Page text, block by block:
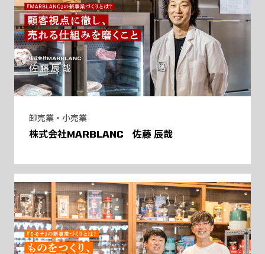
卸売業・小売業
株式会社MARBLANC 佐藤 辰哉